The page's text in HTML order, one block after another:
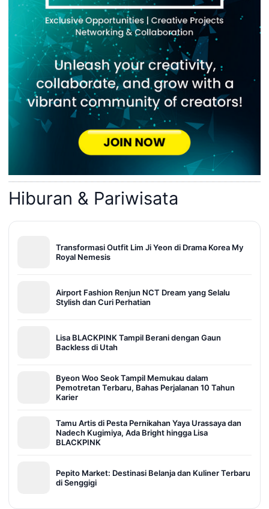
Hiburan & Pariwisata
Transformasi Outfit Lim Ji Yeon di Drama Korea My
Royal Nemesis
Airport Fashion Renjun NCT Dream yang Selalu
Stylish dan Curi Perhatian
Lisa BLACKPINK Tampil Berani dengan Gaun
Backless di Utah
Byeon Woo Seok Tampil Memukau dalam
Pemotretan Terbaru, Bahas Perjalanan 10 Tahun
Karier
Tamu Artis di Pesta Pernikahan Yaya Urassaya dan
Nadech Kugimiya, Ada Bright hingga Lisa
BLACKPINK
Pepito Market: Destinasi Belanja dan Kuliner Terbaru
di Senggigi